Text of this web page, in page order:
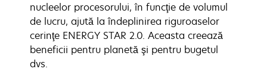
nucleelor procesorului, în funcţie de volumul
de lucru, ajută la îndeplinirea riguroaselor
cerinţe ENERGY STAR 2.0. Aceasta creează
beneficii pentru planetă şi pentru bugetul
dvs.